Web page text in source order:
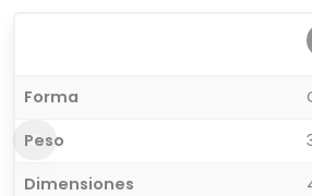
Forma
Peso
Dimensiones